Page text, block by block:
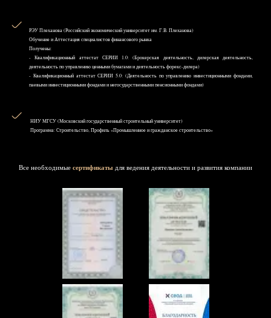
РЭУ Плеханова (Российский экономический университет им. Г.В. Плеханова)
Обучение и Аттестация специалистов финансового рынка
Получены:
- Квалификационный аттестат СЕРИИ 1.0: (Брокерская деятельность, дилерская деятельность,
деятельность по управлению ценными бумагами и деятельность форекс-дилера)
- Квалификационный аттестат СЕРИИ 5.0: (Деятельность по управлению инвестиционными фондами,
паевыми инвестиционными фондами и негосударственными пенсионными фондами)
НИУ MГСУ (Московский государственный строительный университет)
Программа: Строительство, Профиль «Промышленное и гражданское строительство»
Все необходимые сертификаты для ведения деятельности и развития компании